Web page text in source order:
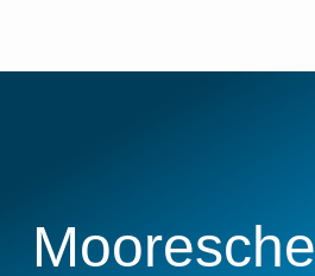
Mooresche